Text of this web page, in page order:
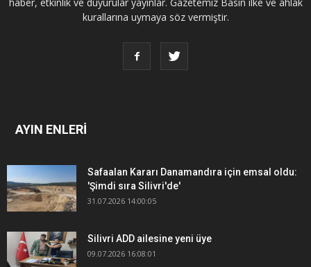
kurallarına uymaya söz vermiştir.
AYIN ENLERİ
Safaalan Kararı Danamandıra için emsal oldu:
'Şimdi sıra Silivri'de'
31.07.2026 14:00:05
Silivri ADD ailesine yeni üye
09.07.2026 16:08:01